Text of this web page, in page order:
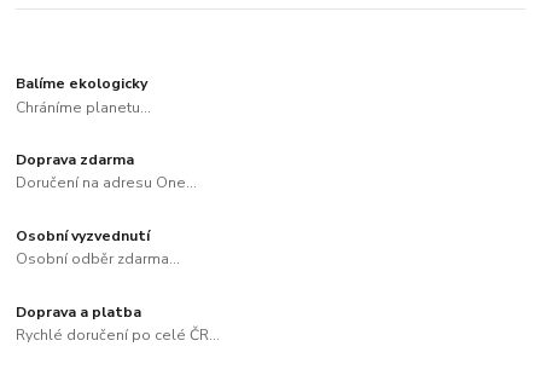
Balíme ekologicky
Chráníme planetu...
Doprava zdarma
Doručení na adresu One...
Osobní vyzvednutí
Osobní odběr zdarma...
Doprava a platba
Rychlé doručení po celé ČR...